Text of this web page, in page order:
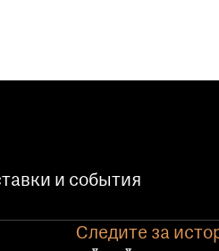
и события
Следите за